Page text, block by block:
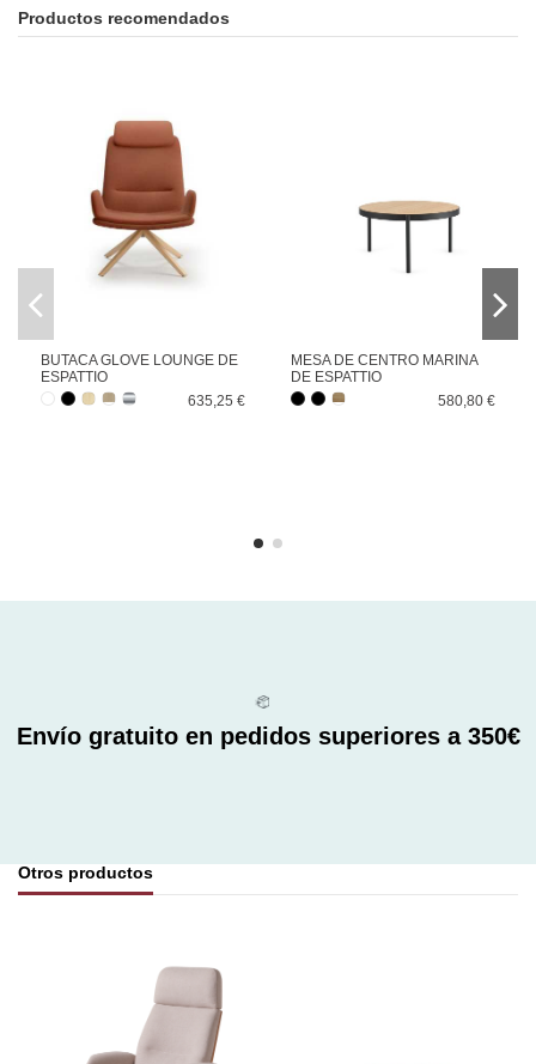
Productos recomendados
BUTACA GLOVE LOUNGE DE
ESPATTIO
635,25 €
MESA DE CENTRO MARINA
DE ESPATTIO
580,80 €
Envío gratuito en pedidos superiores a 350€
Otros productos